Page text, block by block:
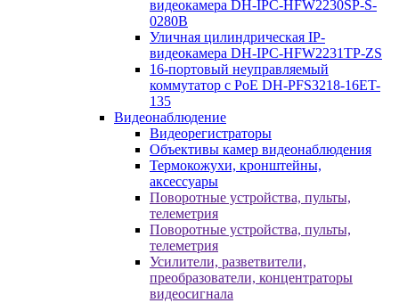
видеокамера DH-IPC-HFW2230SP-S-
0280B
Уличная цилиндрическая IP-
видеокамера DH-IPC-HFW2231TP-ZS
16-портовый неуправляемый
коммутатор с РоЕ DH-PFS3218-16ET-
135
Видеонаблюдение
Видеорегистраторы
Объективы камер видеонаблюдения
Термокожухи, кронштейны,
аксессуары
Поворотные устройства, пульты,
телеметрия
Поворотные устройства, пульты,
телеметрия
Усилители, разветвители,
преобразователи, концентраторы
видеосигнала